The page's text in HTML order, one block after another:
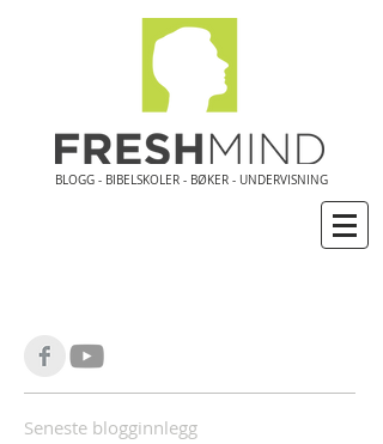
BLOGG - BIBELSKOLER - BØKER - UNDERVISNING
Seneste blogginnlegg